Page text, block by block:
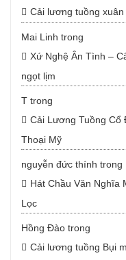
Cải lương tuồng
Mai Linh trong
Xứ Nghệ Ân Tình –
ngọt lịm
T trong
Cải Lương Tuồng Cổ
Thoại Mỹ
nguyễn đức thính trong
Hát Chầu Văn Nghĩa
Lọc
Hồng Đào trong
Cải lương tuồng Bụi